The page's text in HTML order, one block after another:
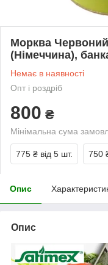
Морква
(Німеччина),
Немає в наявності
Опт і роздріб
800 ₴
Мінімальна сума
775 ₴ від 5 шт. 750
Опис
Опис